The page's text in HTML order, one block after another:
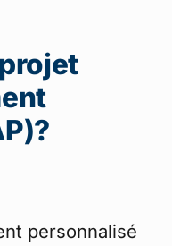
personnalisé